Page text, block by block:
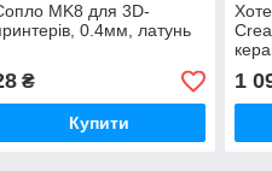
MK8 для 3D-
0.4мм, латунь
₴
Купити
1